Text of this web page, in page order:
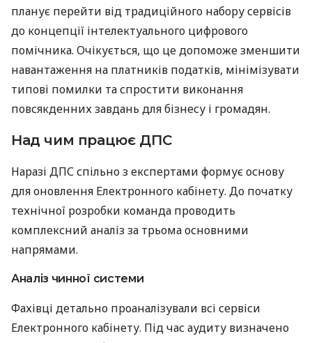
планує перейти від традиційного набору сервісів
до концепції інтелектуального цифрового
помічника. Очікується, що це допоможе зменшити
навантаження на платників податків, мінімізувати
типові помилки та спростити виконання
повсякденних завдань для бізнесу і громадян.
Над чим працює ДПС
Наразі ДПС спільно з експертами формує основу
для оновлення Електронного кабінету. До початку
технічної розробки команда проводить
комплексний аналіз за трьома основними
напрямами.
Аналіз чинної системи
Фахівці детально проаналізували всі сервіси
Електронного кабінету. Під час аудиту визначено